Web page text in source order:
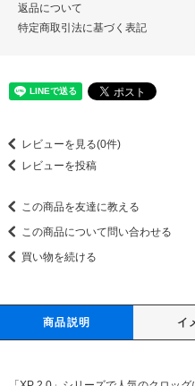
返品について
特定商取引法に基づく表記
レビューを見る(0件)
レビューを投稿
この商品を友達に教える
この商品について問い合わせる
買い物を続ける
商品説明 イ